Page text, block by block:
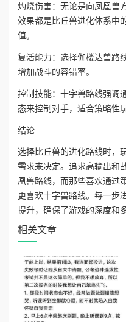
灼烧伤害：无论是向凤凰兽
效果都是比丘兽进化体系中
值。
复活能力：选择伽楼达兽路
增加战斗的容错率。
控制技能：十字兽路线强调
态来控制对手，适合策略性玩
结论
选择比丘兽的进化路线时，
需求来决定。追求高输出和
凰兽路线，而那些喜欢通过
更喜欢十字兽路线。每一步
提升，确保了游戏的深度和
相关文章